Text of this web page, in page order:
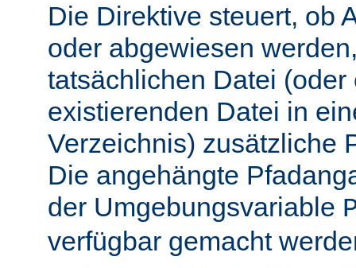
Die Direktive steuert, ob
oder abgewiesen
tatsächlichen Datei (oder
existierenden Datei in
Verzeichnis) zusätzliche
Die angehängte
der Umgebungsvariable
verfügbar gemacht